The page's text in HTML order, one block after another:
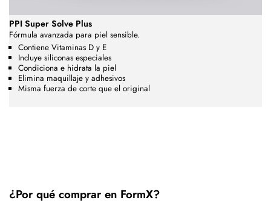
PPI Super Solve Plus
Fórmula avanzada para piel sensible.
Contiene Vitaminas D y E
Incluye siliconas especiales
Condiciona e hidrata la piel
Elimina maquillaje y adhesivos
Misma fuerza de corte que el original
¿Por qué comprar en FormX?